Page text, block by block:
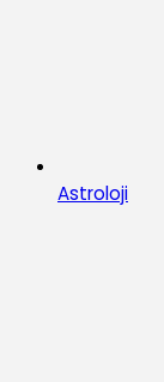
Astroloji